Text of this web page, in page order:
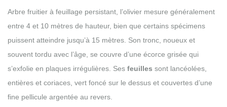
Arbre fruitier à feuillage persistant, l’olivier mesure généralement
entre 4 et 10 mètres de hauteur, bien que certains spécimens
puissent atteindre jusqu’à 15 mètres. Son tronc, noueux et
souvent tordu avec l’âge, se couvre d’une écorce grisée qui
s’exfolie en plaques irrégulières. Ses feuilles sont lancéolées,
entières et coriaces, vert foncé sur le dessus et couvertes d’une
fine pellicule argentée au revers.